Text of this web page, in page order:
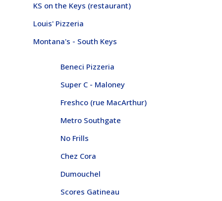
KS on the Keys (restaurant)
Louis' Pizzeria
Montana's - South Keys
Beneci Pizzeria
Super C - Maloney
Freshco (rue MacArthur)
Metro Southgate
No Frills
Chez Cora
Dumouchel
Scores Gatineau